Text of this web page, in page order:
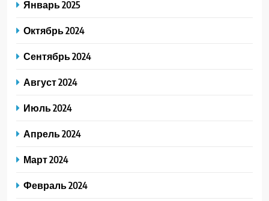
Январь 2025
Октябрь 2024
Сентябрь 2024
Август 2024
Июль 2024
Апрель 2024
Март 2024
Февраль 2024